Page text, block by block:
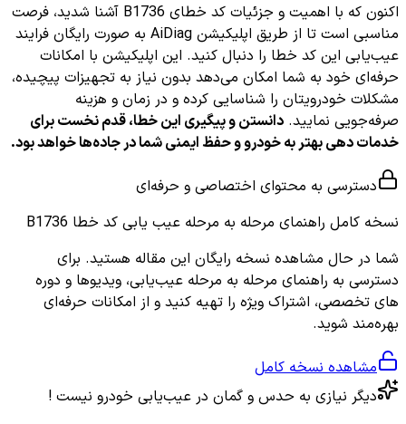
اکنون که با اهمیت و جزئیات کد خطای B1736 آشنا شدید، فرصت
مناسبی است تا از طریق اپلیکیشن AiDiag به صورت رایگان فرایند
عیب‌یابی این کد خطا را دنبال کنید. این اپلیکیشن با امکانات
حرفه‌ای خود به شما امکان می‌دهد بدون نیاز به تجهیزات پیچیده،
مشکلات خودرویتان را شناسایی کرده و در زمان و هزینه
صرفه‌جویی نمایید. دانستن و پیگیری این خطا، قدم نخست برای
خدمات دهی بهتر به خودرو و حفظ ایمنی شما در جاده‌ها خواهد بود.
دسترسی به محتوای اختصاصی و حرفه‌ای
نسخه کامل راهنمای مرحله به مرحله عیب یابی کد خطا B1736
شما در حال مشاهده نسخه رایگان این مقاله هستید. برای
دسترسی به راهنمای مرحله به مرحله عیب‌یابی، ویدیوها و دوره
های تخصصی، اشتراک ویژه را تهیه کنید و از امکانات حرفه‌ای
بهره‌مند شوید.
مشاهده نسخه کامل
دیگر نیازی به حدس و گمان در عیب‌یابی خودرو نیست !